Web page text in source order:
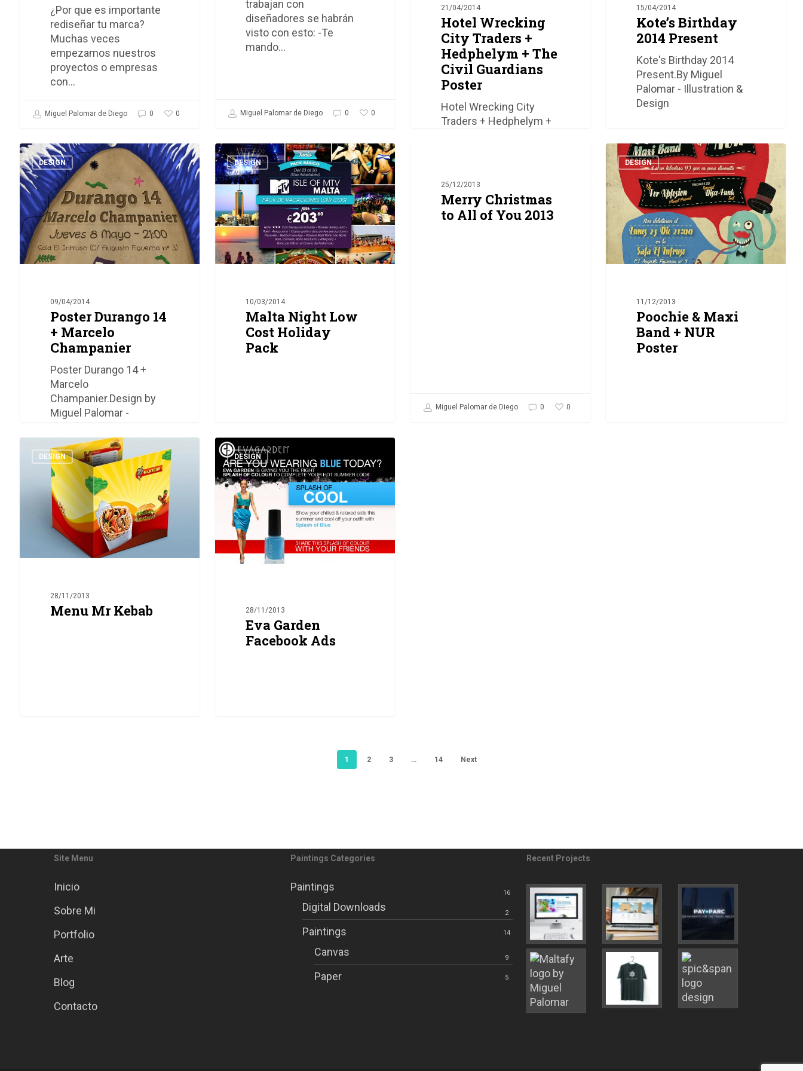
¿Por que es importante
rediseñar tu marca?
Muchas veces
empezamos nuestros
proyectos o empresas
con…
Miguel Palomar de Diego 0 0
trabajan con
diseñadores se habrán
visto con esto: -Te
mando…
Miguel Palomar de Diego 0 0
21/04/2014
Hotel Wrecking
City Traders +
Hedphelym + The
Civil Guardians
Poster
Hotel Wrecking City
Traders + Hedphelym +
Palomar de…
15/04/2014
Kote’s Birthday
2014 Present
Kote's Birthday 2014
Present.By Miguel
Palomar - Illustration &
Design
Miguel Palomar de Diego 0 0
Poster
Durango
14
+
Marcelo
Champanier
DESIGN
09/04/2014
Poster Durango 14
+ Marcelo
Champanier
Poster Durango 14 +
Marcelo
Champanier.Design by
Miguel Palomar -
Miguel Palomar de Diego
Malta
Night
Low
Cost
Holiday
Pack
DESIGN
10/03/2014
Malta Night Low
Cost Holiday
Pack
Miguel Palomar de Diego 0
25/12/2013
Merry Christmas
to All of You 2013
Miguel Palomar de Diego 0 0
Poochie
&
Maxi
Band
+
NUR
Poster
DESIGN
11/12/2013
Poochie & Maxi
Band + NUR
Poster
DESIGN
28/11/2013
Menu Mr Kebab
Eva
Garden
Facebook
Ads
DESIGN
28/11/2013
Eva Garden
Facebook Ads
1 2 3 … 14 Next
Site Menu
Inicio
Sobre Mi
Portfolio
Arte
Blog
Contacto
Paintings Categories
Paintings 16
Digital Downloads 2
Paintings 14
Canvas 9
Paper 5
Recent Projects